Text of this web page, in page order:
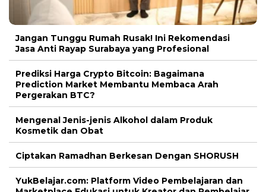
Jangan Tunggu Rumah Rusak! Ini Rekomendasi
Jasa Anti Rayap Surabaya yang Profesional
Prediksi Harga Crypto Bitcoin: Bagaimana
Prediction Market Membantu Membaca Arah
Pergerakan BTC?
Mengenal Jenis-jenis Alkohol dalam Produk
Kosmetik dan Obat
Ciptakan Ramadhan Berkesan Dengan SHORUSH
YukBelajar.com: Platform Video Pembelajaran dan